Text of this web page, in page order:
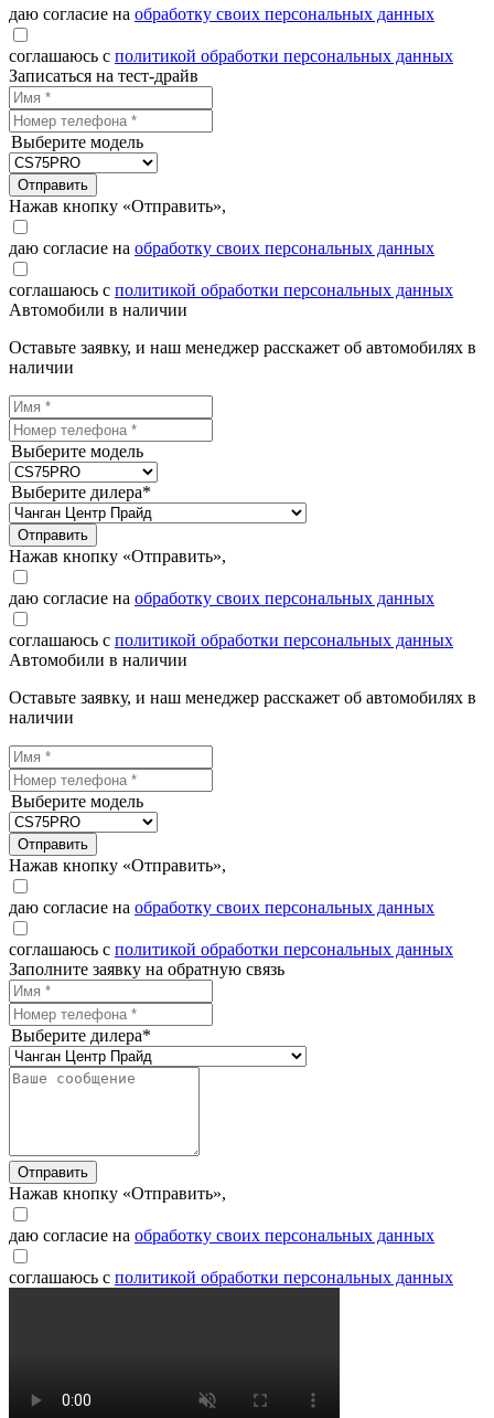
даю согласие на обработку своих персональных данных
соглашаюсь с политикой обработки персональных данных
Записаться на тест-драйв
Выберите модель
Отправить
Нажав кнопку «Отправить»,
даю согласие на обработку своих персональных данных
соглашаюсь с политикой обработки персональных данных
Автомобили в наличии
Оставьте заявку, и наш менеджер расскажет об автомобилях в
наличии
Выберите модель
Выберите дилера*
Отправить
Нажав кнопку «Отправить»,
даю согласие на обработку своих персональных данных
соглашаюсь с политикой обработки персональных данных
Автомобили в наличии
Оставьте заявку, и наш менеджер расскажет об автомобилях в
наличии
Выберите модель
Отправить
Нажав кнопку «Отправить»,
даю согласие на обработку своих персональных данных
соглашаюсь с политикой обработки персональных данных
Заполните заявку на обратную связь
Выберите дилера*
Отправить
Нажав кнопку «Отправить»,
даю согласие на обработку своих персональных данных
соглашаюсь с политикой обработки персональных данных